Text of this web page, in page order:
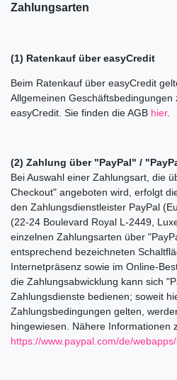
Zahlungsarten
(1) Ratenkauf über easyCredit
Beim Ratenkauf über easyCredit
Allgemeinen Geschäftsbedingungen
easyCredit. Sie finden die AGB hier.
(2) Zahlung über "PayPal" /
Bei Auswahl einer Zahlungsart, die
Checkout" angeboten wird, erfolgt
den Zahlungsdienstleister PayPal
(22-24 Boulevard Royal L-2449,
einzelnen Zahlungsarten über
entsprechend bezeichneten
Internetpräsenz sowie im Online-
die Zahlungsabwicklung kann sich
Zahlungsdienste bedienen; soweit
Zahlungsbedingungen gelten,
hingewiesen. Nähere Informationen
https://www.paypal.com/de/